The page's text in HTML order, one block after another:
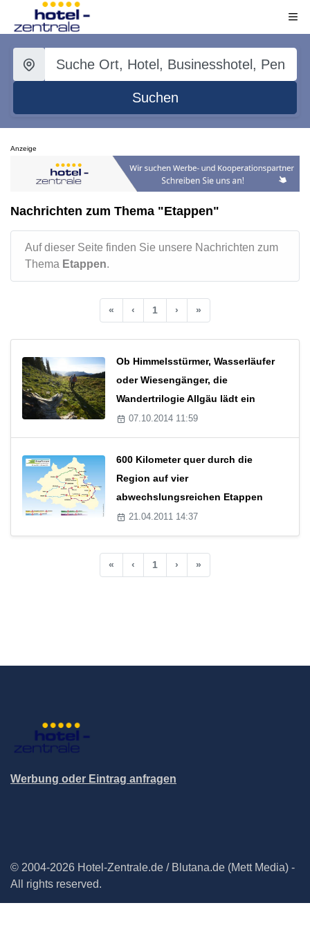
Suchen
Anzeige
Nachrichten zum Thema "Etappen"
Auf dieser Seite finden Sie unsere Nachrichten zum
Thema Etappen.
« ‹ 1 › »
Ob Himmelsstürmer, Wasserläufer
oder Wiesengänger, die
Wandertrilogie Allgäu lädt ein
07.10.2014 11:59
600 Kilometer quer durch die
Region auf vier
abwechslungsreichen Etappen
21.04.2011 14:37
« ‹ 1 › »
Werbung oder Eintrag anfragen
© 2004-2026 Hotel-Zentrale.de / Blutana.de (Mett Media) -
All rights reserved.